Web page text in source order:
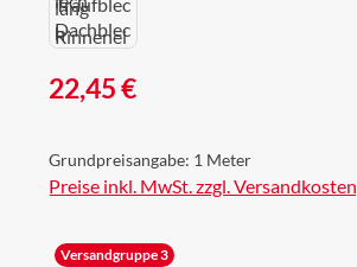
Regulärer Preis:
22,45 €
Grundpreisangabe: 1 Meter
Preise inkl. MwSt. zzgl. Versandkosten
Versandgruppe 3